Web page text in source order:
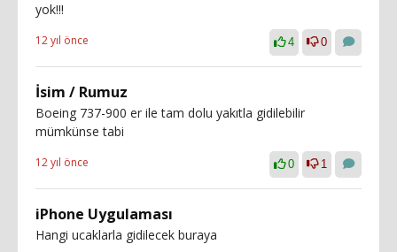
yok!!!
12 yıl önce 4 0
İsim / Rumuz
Boeing 737-900 er ile tam dolu yakıtla gidilebilir
mümkünse tabi
12 yıl önce 0 1
iPhone Uygulaması
Hangi ucaklarla gidilecek buraya